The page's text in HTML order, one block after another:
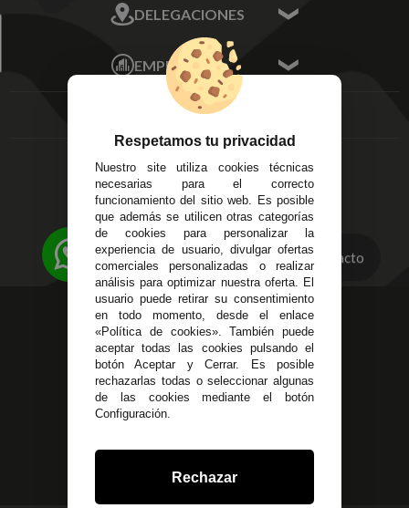
Mis Direcciones
Mis Pedidos
Mis favoritos
FAQ's
DELEGACIONES
Écija - Sevilla
Av. Plaza de Toros.
Local 3
Córdoba
14
Alzira - Valencia
C/ Esplugues, 135
EMPRESA
Aviso Legal
Devoluciones
Política de Privacidad
Pago Seguro
Terminos y
Condiciones Generales
Políticas de Cookies
623 23 31 98
Atendemos Whatsapp
955 44 45 43/955 44 45 44
info@steielectronica.com
Avenida Plaza de Toros,
Local 3 Écija (Sevilla)
Contacto
Respetamos tu privacidad
Nuestro site utiliza cookies técnicas
necesarias para el correcto
funcionamiento del sitio web. Es posible
que además se utilicen otras categorías
de cookies para personalizar la
experiencia de usuario, divulgar ofertas
comerciales personalizadas o realizar
análisis para optimizar nuestra oferta. El
usuario puede retirar su consentimiento
en todo momento, desde el enlace
«Política de cookies». También puede
aceptar todas las cookies pulsando el
botón Aceptar y Cerrar. Es posible
rechazarlas todas o seleccionar algunas
de las cookies mediante el botón
Configuración.
Rechazar